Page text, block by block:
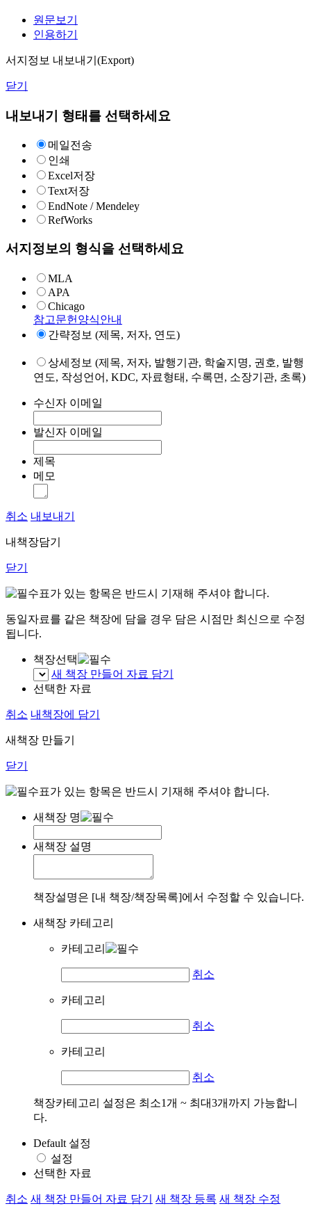
원문보기
인용하기
서지정보 내보내기(Export)
닫기
내보내기 형태를 선택하세요
메일전송
인쇄
Excel저장
Text저장
EndNote / Mendeley
RefWorks
서지정보의 형식을 선택하세요
MLA
APA
Chicago
참고문헌양식안내
간략정보 (제목, 저자, 연도)
상세정보 (제목, 저자, 발행기관, 학술지명, 권호, 발행
연도, 작성언어, KDC, 자료형태, 수록면, 소장기관, 초록)
수신자 이메일
발신자 이메일
제목
메모
취소 내보내기
내책장담기
닫기
표가 있는 항목은 반드시 기재해 주셔야 합니다.
동일자료를 같은 책장에 담을 경우 담은 시점만 최신으로 수정
됩니다.
책장선택
새 책장 만들어 자료 담기
선택한 자료
취소 내책장에 담기
새책장 만들기
닫기
표가 있는 항목은 반드시 기재해 주셔야 합니다.
새책장 명
새책장 설명
책장설명은 [내 책장/책장목록]에서 수정할 수 있습니다.
새책장 카테고리
카테고리
취소
카테고리
취소
카테고리
취소
책장카테고리 설정은 최소1개 ~ 최대3개까지 가능합니
다.
Default 설정
설정
선택한 자료
취소 새 책장 만들어 자료 담기 새 책장 등록 새 책장 수정